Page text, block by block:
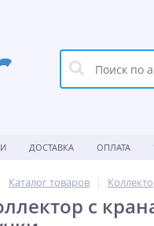
ДОСТАВКА ОПЛАТА
Каталог товаров
с